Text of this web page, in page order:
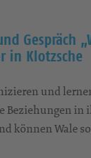
Gespräch
in Klotzsche
und
Beziehungen in
können Wale